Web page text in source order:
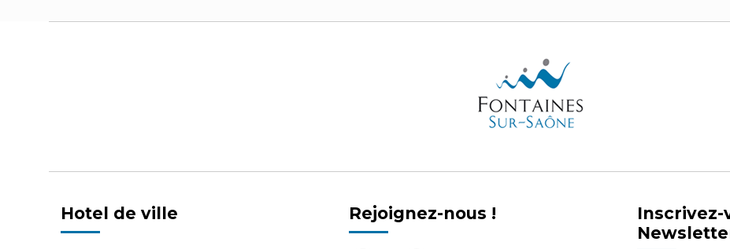
Hotel de ville Rejoignez-nous !
Inscrivez-